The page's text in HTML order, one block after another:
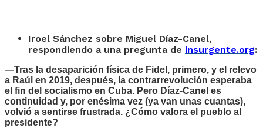
Iroel Sánchez sobre Miguel Díaz-Canel,
respondiendo a una pregunta de insurgente.org:
—Tras la desaparición física de Fidel, primero, y el relevo
a Raúl en 2019, después, la contrarrevolución esperaba
el fin del socialismo en Cuba. Pero Díaz-Canel es
continuidad y, por enésima vez (ya van unas cuantas),
volvió a sentirse frustrada. ¿Cómo valora el pueblo al
presidente?